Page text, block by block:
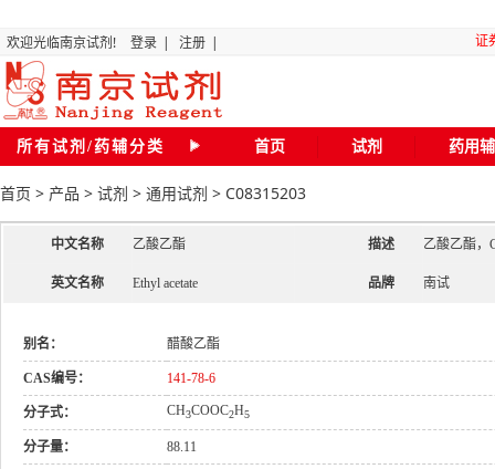
“关于
全国化
2024
欢迎光临南京试剂! 登录 | 注册 | 证
所有试剂/药辅分类 首页 试剂 药用
首页 > 产品 > 试剂 > 通用试剂 > C08315203
中文名称 乙酸乙酯 描述 乙酸乙酯，
英文名称 Ethyl acetate 品牌 南试
别名： 醋酸乙酯
CAS编号： 141-78-6
分子式： CH3COOC2H5
分子量： 88.11